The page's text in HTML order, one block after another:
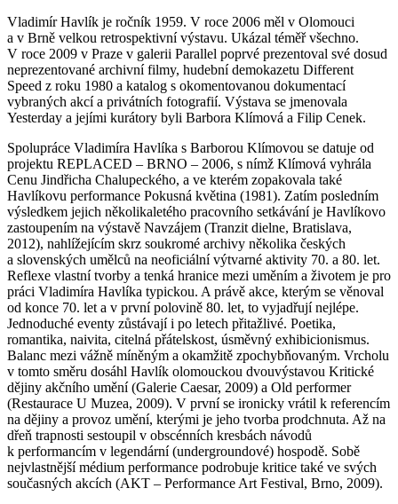
Vladimír Havlík je ročník 1959. V roce 2006 měl v Olomouci
a v Brně velkou retrospektivní výstavu. Ukázal téměř všechno.
V roce 2009 v Praze v galerii Parallel poprvé prezentoval své dosud
neprezentované archivní filmy, hudební demokazetu Different
Speed z roku 1980 a katalog s okomentovanou dokumentací
vybraných akcí a privátních fotografií. Výstava se jmenovala
Yesterday a jejími kurátory byli Barbora Klímová a Filip Cenek.
Spolupráce Vladimíra Havlíka s Barborou Klímovou se datuje od
projektu REPLACED – BRNO – 2006, s nímž Klímová vyhrála
Cenu Jindřicha Chalupeckého, a ve kterém zopakovala také
Havlíkovu performance Pokusná květina (1981). Zatím posledním
výsledkem jejich několikaletého pracovního setkávání je Havlíkovo
zastoupením na výstavě Navzájem (Tranzit dielne, Bratislava,
2012), nahlížejícím skrz soukromé archivy několika českých
a slovenských umělců na neoficiální výtvarné aktivity 70. a 80. let.
Reflexe vlastní tvorby a tenká hranice mezi uměním a životem je pro
práci Vladimíra Havlíka typickou. A právě akce, kterým se věnoval
od konce 70. let a v první polovině 80. let, to vyjadřují nejlépe.
Jednoduché eventy zůstávají i po letech přitažlivé. Poetika,
romantika, naivita, citelná přátelskost, úsměvný exhibicionismus.
Balanc mezi vážně míněným a okamžitě zpochybňovaným. Vrcholu
v tomto směru dosáhl Havlík olomouckou dvouvýstavou Kritické
dějiny akčního umění (Galerie Caesar, 2009) a Old performer
(Restaurace U Muzea, 2009). V první se ironicky vrátil k referencím
na dějiny a provoz umění, kterými je jeho tvorba prodchnuta. Až na
dřeň trapnosti sestoupil v obscénních kresbách návodů
k performancím v legendární (undergroundové) hospodě. Sobě
nejvlastnější médium performance podrobuje kritice také ve svých
současných akcích (AKT – Performance Art Festival, Brno, 2009).